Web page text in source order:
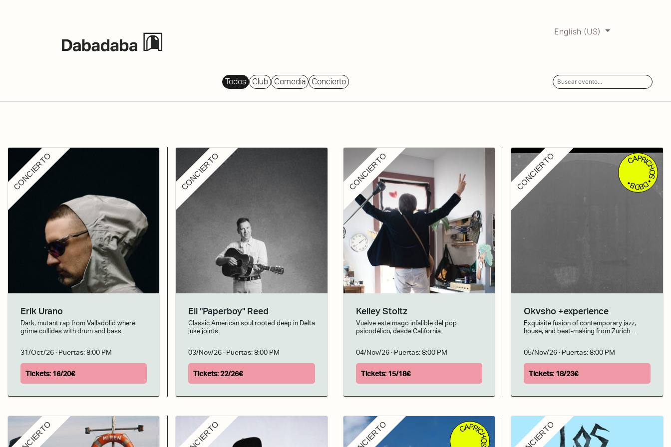
English (US)
Todos Club Comedia Concierto
CONCIERTO
Erik Urano
Dark, mutant rap from Valladolid where
grime collides with drum and bass
31/Oct/26· Puertas:8:00 PM
Tickets: 16/20€
CONCIERTO
Eli "Paperboy" Reed
Classic American soul rooted deep in Delta
juke joints
03/Nov/26· Puertas:8:00 PM
Tickets:22/26€
CONCIERTO
Kelley Stoltz
Vuelve este mago infalible del pop
psicodélico, desde California.
04/Nov/26· Puertas:8:00 PM
Tickets: 15/18€
CAPRICHOS • DBDB •
CONCIERTO
Okvsho +experience
Exquisite fusion of contemporary jazz,
house, and beat-making from Zurich.
05/Nov/26· Puertas:8:00 PM
Tickets: 18/23€